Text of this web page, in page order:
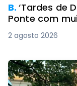
B.‘Tardes de
Ponte com
2 agosto 2026